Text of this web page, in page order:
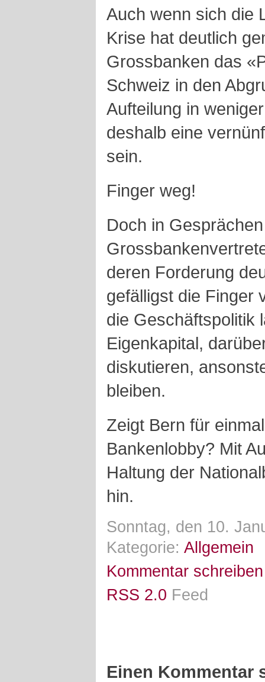
Auch wenn sich die
Krise hat deutlich
Grossbanken das
Schweiz in den
Aufteilung in
deshalb eine
sein.
Finger weg!
Doch in
deren Forderung
gefälligst die Finger
die Geschäftspolitik
Eigenkapital,
diskutieren,
bleiben.
Zeigt Bern für
Bankenlobby? Mit
Haltung der
hin.
Sonntag, den 10.
Kategorie: Allgemein
Kommentar schreiben
RSS 2.0 Feed
Einen Kommentar